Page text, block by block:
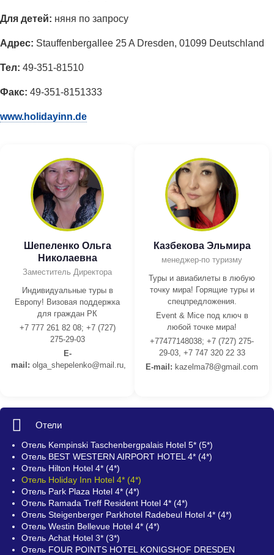
Для детей: няня по запросу
Адрес: Stauffenbergallee 25 A Dresden, 01099 Deutschland
Тел: 49-351-81510
Факс: 49-351-8151333
www.holidayinn.de
Шепеленко Ольга
Николаевна
Заместитель Директора
Индивидуальные туры в
Европу! Визовая поддержка
для граждан РК
+7 777 261 82 08; +7 (727)
275-29-03
E-
mail: olga_shepelenko@mail.ru,
Казбекова Эльмира
менеджер-по туризму
Туры и авиабилеты в любую
точку мира! Горящие туры и
спецпредложения.
Event & Mice под ключ в
любой точке мира!
+77477148038; +7 (727) 275-
29-03, +7 747 320 22 33
E-mail: kazelma78@gmail.com
Отели
Отель Kempinski Taschenbergpalais Hotel 5* (5*)
Отель BEST WESTERN AIRPORT HOTEL 4* (4*)
Отель Hilton Hotel 4* (4*)
Отель Holiday Inn Hotel 4* (4*)
Отель Park Plaza Hotel 4* (4*)
Отель Ramada Treff Resident Hotel 4* (4*)
Отель Steigenberger Parkhotel Radebeul Hotel 4* (4*)
Отель Westin Bellevue Hotel 4* (4*)
Отель Achat Hotel 3* (3*)
Отель FOUR POINTS HOTEL KONIGSHOF DRESDEN